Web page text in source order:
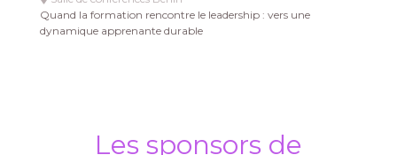
Quand la formation rencontre le leadership : vers une
dynamique apprenante durable
Les sponsors de